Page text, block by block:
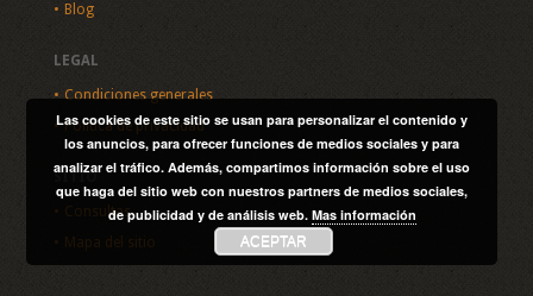
Blog
LEGAL
Condiciones generales
Política de privacidad
SITIO
Consultas
Mapa del sitio
Las cookies de este sitio se usan para personalizar el contenido y
los anuncios, para ofrecer funciones de medios sociales y para
analizar el tráfico. Además, compartimos información sobre el uso
que haga del sitio web con nuestros partners de medios sociales,
de publicidad y de análisis web. Mas información
ACEPTAR